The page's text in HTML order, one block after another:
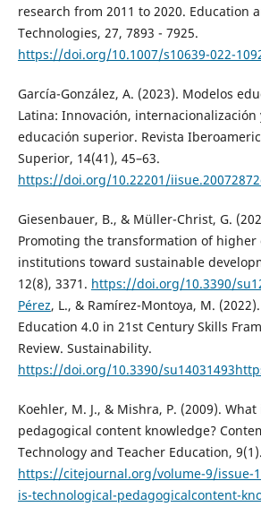
research from 2011 to 2020. Education
Technologies, 27, 7893 - 7925.
https://doi.org/10.1007/s10639-022-
García-González, A. (2023). Modelos
Latina: Innovación, internacionalización
educación superior. Revista
Superior, 14(41), 45–63.
https://doi.org/10.22201/
Giesenbauer, B., & Müller-Christ, G.
Promoting the transformation of higher
institutions toward sustainable
12(8), 3371. https://doi.org/10.3390/
Pérez, L., & Ramírez-Montoya, M.
Education 4.0 in 21st Century Skills
Review. Sustainability.
https://doi.org/10.3390/
Koehler, M. J., & Mishra, P. (2009).
pedagogical content knowledge?
Technology and Teacher Education, 9(1).
https://citejournal.org/volume-9/issue-
is-technological-pedagogicalcontent-